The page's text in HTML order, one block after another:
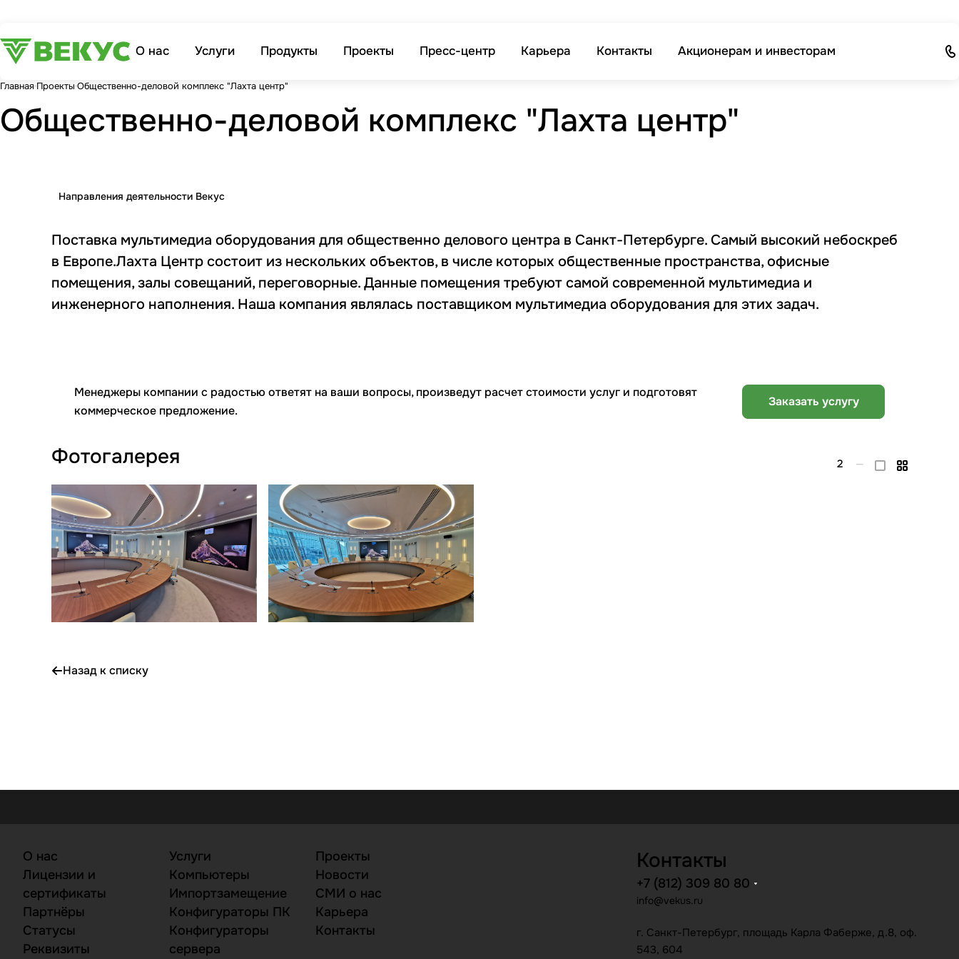
О нас Услуги Продукты Проекты Пресс-центр Карьера Контакты Акционерам и инвесторам
Главная Проекты Общественно-деловой комплекс "Лахта центр"
Общественно-деловой комплекс "Лахта центр"
Направления деятельности Векус
Поставка мультимедиа оборудования для общественно делового центра в Санкт-Петербурге. Самый высокий небоскреб
в Европе.Лахта Центр состоит из нескольких объектов, в числе которых общественные пространства, офисные
помещения, залы совещаний, переговорные. Данные помещения требуют самой современной мультимедиа и
инженерного наполнения. Наша компания являлась поставщиком мультимедиа оборудования для этих задач.
Менеджеры компании с радостью ответят на ваши вопросы, произведут расчет стоимости услуг и подготовят
коммерческое предложение.
Заказать услугу
Фотогалерея 2 —
Назад к списку
О нас
Лицензии и
сертификаты
Партнёры
Статусы
Реквизиты
Услуги
Компьютеры
Импортзамещение
Конфигураторы ПК
Конфигураторы
сервера
Проекты
Новости
СМИ о нас
Карьера
Контакты
Контакты
+7 (812) 309 80 80
info@vekus.ru
г. Санкт-Петербург, площадь Карла Фаберже, д.8, оф.
543, 604